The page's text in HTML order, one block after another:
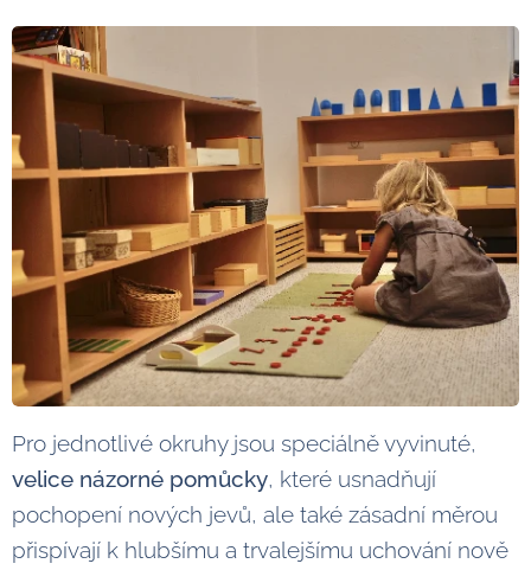
Pro jednotlivé okruhy jsou speciálně vyvinuté,
velice názorné pomůcky, které usnadňují
pochopení nových jevů, ale také zásadní měrou
přispívají k hlubšímu a trvalejšímu uchování nově